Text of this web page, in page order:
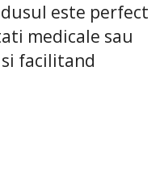
este perfect
medicale sau
facilitand